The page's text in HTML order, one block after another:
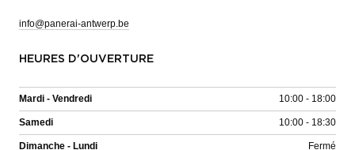
info@panerai-antwerp.be
HEURES D'OUVERTURE
Mardi - Vendredi 10:00 - 18:00
Samedi 10:00 - 18:30
Dimanche - Lundi Fermé